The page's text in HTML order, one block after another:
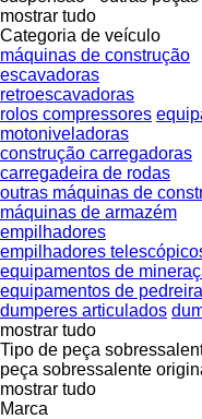
mostrar tudo
Categoria de veículo
máquinas de construção
escavadoras
retroescavadoras
rolos compressores
motoniveladoras
construção carregadoras
carregadeira de rodas
outras máquinas de
máquinas de armazém
empilhadores
empilhadores
equipamentos de
equipamentos de pedreira
dumperes articulados
mostrar tudo
Tipo de peça
peça sobressalente
mostrar tudo
Marca